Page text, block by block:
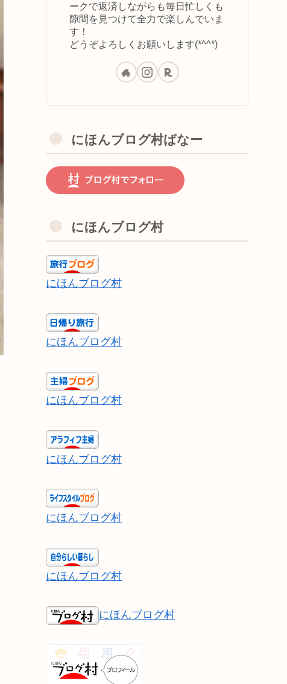
ークで返済しながらも毎日忙しくも
隙間を見つけて全力で楽しんでいま
す！
どうぞよろしくお願いします(*^^*)
にほんブログ村ばなー
にほんブログ村
にほんブログ村
にほんブログ村
にほんブログ村
にほんブログ村
にほんブログ村
にほんブログ村
にほんブログ村